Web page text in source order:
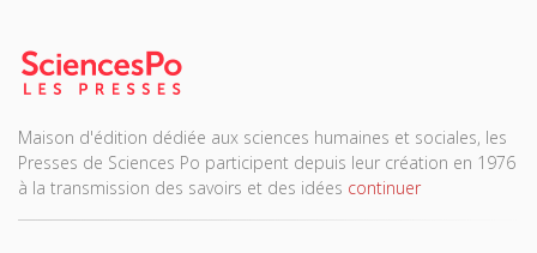
Maison d'édition dédiée aux sciences humaines et sociales, les
Presses de Sciences Po participent depuis leur création en 1976
à la transmission des savoirs et des idées continuer